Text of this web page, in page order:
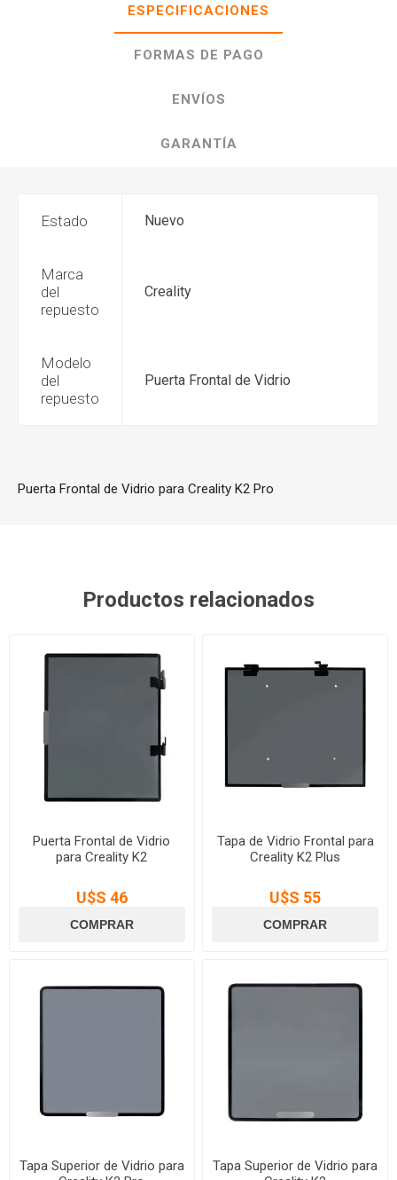
ESPECIFICACIONES
FORMAS DE PAGO
ENVÍOS
GARANTÍA
Estado Nuevo
Marca
del
repuesto
Creality
Modelo
del
repuesto
Puerta Frontal de Vidrio
Puerta Frontal de Vidrio para Creality K2 Pro
Productos relacionados
Puerta Frontal de Vidrio
para Creality K2
U$S 46
Tapa de Vidrio Frontal para
Creality K2 Plus
U$S 55
Tapa Superior de Vidrio para
Tapa Superior de Vidrio para